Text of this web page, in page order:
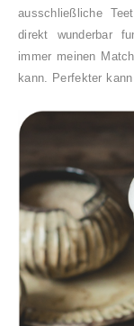
ausschließliche
direkt wunderbar
immer meinen
kann. Perfekter